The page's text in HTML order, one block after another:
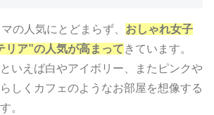
の人気にとどまらず、 おしゃれ女子
リア”の人気が高まってきています。
いえば白やアイボリー、またピンクや
しくカフェのようなお部屋を想像する
。